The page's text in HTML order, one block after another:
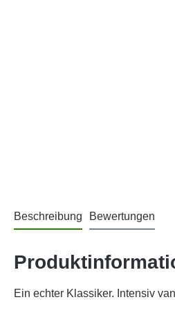
Beschreibung Bewertungen
Ein echter Klassiker. Intensiv